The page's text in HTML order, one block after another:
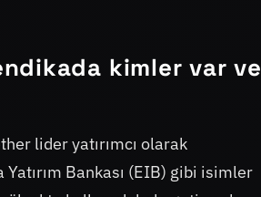
kimler var ve
lider yatırımcı olarak
Bankası (EIB) gibi isimler